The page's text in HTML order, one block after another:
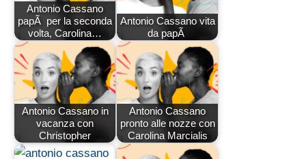
Antonio Cassano
papÃ per la seconda
volta, Carolina…
Antonio Cassano vita
da papÃ
Antonio Cassano in
vacanza con
Christopher
Antonio Cassano
pronto alle nozze con
Carolina Marcialis